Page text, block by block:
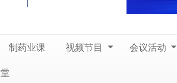
制药业课
堂
视频节目 会议活动